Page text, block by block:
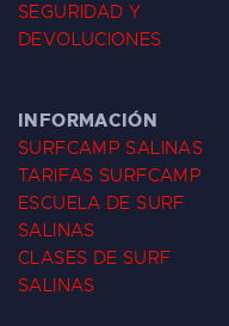
SEGURIDAD Y
DEVOLUCIONES
INFORMACIÓN
SURFCAMP SALINAS
TARIFAS SURFCAMP
ESCUELA DE SURF
SALINAS
CLASES DE SURF
SALINAS